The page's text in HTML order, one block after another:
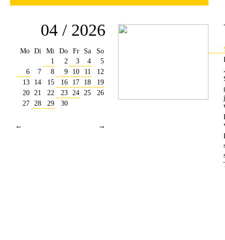
04 / 2026
Mo Di Mi Do Fr Sa
So
1
2 3 4
5
6
7 8 9 10 11
12
13
14 15 16 17 18
19
20 21 22 23 24 25
26
27 28 29 30
← →